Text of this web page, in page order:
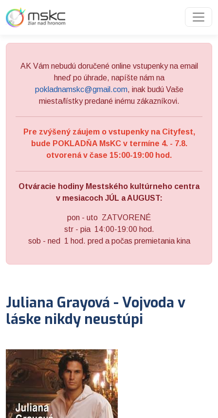
AK Vám nebudú doručené online vstupenky na email
hneď po úhrade, napíšte nám na
pokladnamskc@gmail.com, inak budú Vaše
miesta/lístky predané inému zákazníkovi.
Pre zvýšený záujem o vstupenky na Cityfest,
bude POKLADŇA MsKC v termíne 4. - 7.8.
otvorená v čase 15:00-19:00 hod.
Otváracie hodiny Mestského kultúrneho centra
v mesiacoch JÚL a AUGUST:
pon - uto ZATVORENÉ
str - pia 14:00-19:00 hod.
sob - ned 1 hod. pred a počas premietania kina
Juliana Grayová - Vojvoda v
láske nikdy neustúpi